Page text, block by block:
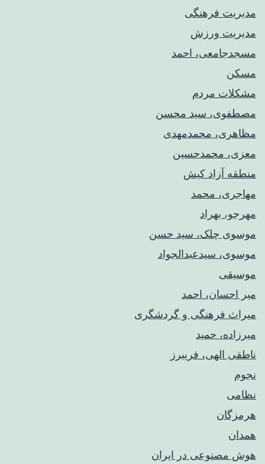
مدیریت فرهنگی
مدیریت ورزش
مسجدجامعی، احمد
مسکن
مشکلات مردم
مصطفوی، سید محسن
مظاهری، محمدمهدی
معزی، محمدحسین
منطقه آزاد کیش
مهاجری، محمد
مهرجو، بهراد
موسوی چلک، سید حسن
موسوی، سیدعبدالجواد
موسیقی
میر احسان، احمد
میراث فرهنگی و گردشگری
میرزاده، حمید
ناطقی الهی، فریبرز
نجوم
نظامی
هرمزگان
همدان
هوش مصنوعی در ایران